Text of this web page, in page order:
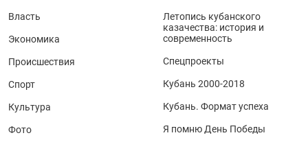
Власть
Экономика
Происшествия
Спорт
Культура
Фото
Летопись кубанского
казачества: история и
современность
Спецпроекты
Кубань 2000-2018
Кубань. Формат успеха
Я помню День Победы